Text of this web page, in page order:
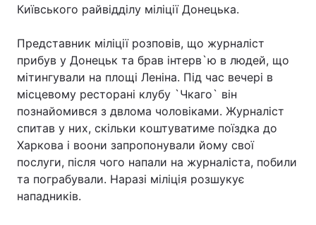
Головна Війна
Україна Політика
Економіка Світ
Спорт Наука
Київського райвідділу міліції Донецька.
Представник міліції розповів, що журналіст
прибув у Донецьк та брав інтерв`ю в людей, що
мітингували на площі Леніна. Під час вечері в
місцевому ресторані клубу `Чкаго` він
познайомився з двлома чоловіками. Журналіст
спитав у них, скільки коштуватиме поїздка до
Харкова і воони запропонували йому свої
послуги, після чого напали на журналіста, побили
та пограбували. Наразі міліція розшукує
нападників.